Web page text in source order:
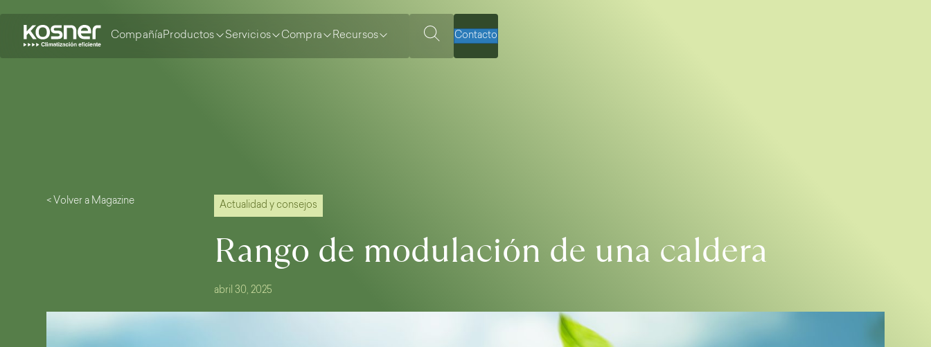
CompañíaProductos Servicios Compra Recursos Contacto
< Volver a Magazine Actualidad y consejos
Rango de modulación de una caldera
abril 30, 2025